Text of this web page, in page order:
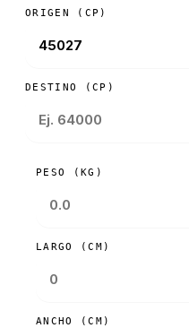
ORIGEN (CP)
DESTINO (CP)
PESO (KG)
LARGO (CM)
ANCHO (CM)